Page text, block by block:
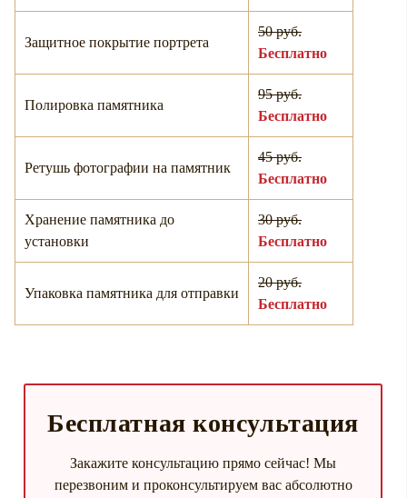
Защитное покрытие портрета
50 руб.
Бесплатно
Полировка памятника
95 руб.
Бесплатно
Ретушь фотографии на памятник
45 руб.
Бесплатно
Хранение памятника до
установки
30 руб.
Бесплатно
Упаковка памятника для отправки
20 руб.
Бесплатно
Бесплатная консультация
Закажите консультацию прямо сейчас! Мы
перезвоним и проконсультируем вас абсолютно